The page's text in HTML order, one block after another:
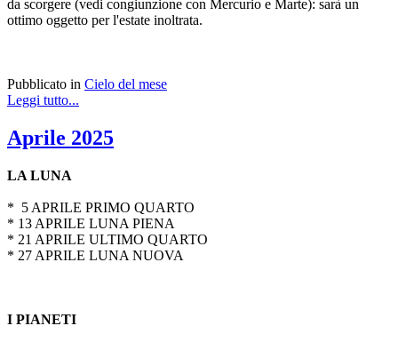
da scorgere (vedi congiunzione con Mercurio e Marte): sarà un
ottimo oggetto per l'estate inoltrata.
Pubblicato in Cielo del mese
Leggi tutto...
Aprile 2025
LA LUNA
* 5 APRILE PRIMO QUARTO
* 13 APRILE LUNA PIENA
* 21 APRILE ULTIMO QUARTO
* 27 APRILE LUNA NUOVA
I PIANETI